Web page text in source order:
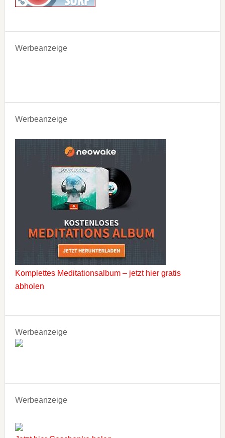
Werbeanzeige
Werbeanzeige
Komplettes Meditationsalbum – jetzt hier gratis
abholen
Werbeanzeige
Werbeanzeige